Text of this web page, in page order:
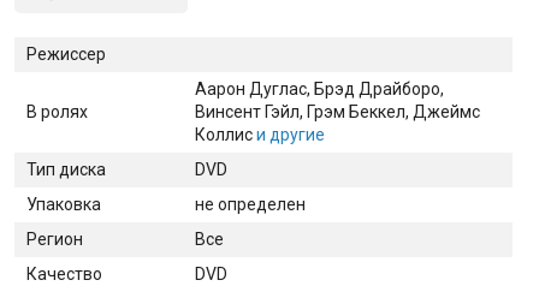
Режиссер
В ролях
Аарон Дуглас, Брэд Драйборо,
Винсент Гэйл, Грэм Беккел, Джеймс
Коллиси другие
Тип диска
DVD
Упаковка
не определен
Регион
Все
Качество
DVD